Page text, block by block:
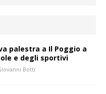
palestra a Il Poggio a
e degli sportivi
Botti